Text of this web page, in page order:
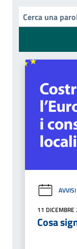
AVVISI
11
Cosa